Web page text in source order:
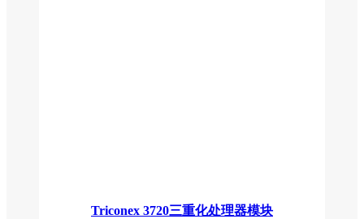
Triconex 3720三重化处理器模块